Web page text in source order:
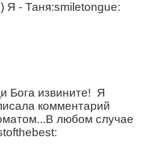
Я - Таня:smiletongue:
Бога извините! Я
комментарий
любом случае